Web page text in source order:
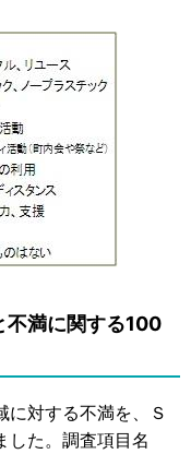
不満に関する100
に対する不満を、Ｓ
した。調査項目名